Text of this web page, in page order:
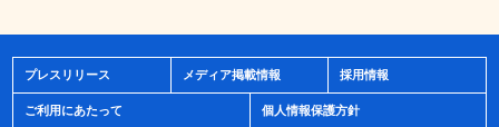
プレスリリース メディア掲載情報 採用情報
ご利用にあたって 個人情報保護方針